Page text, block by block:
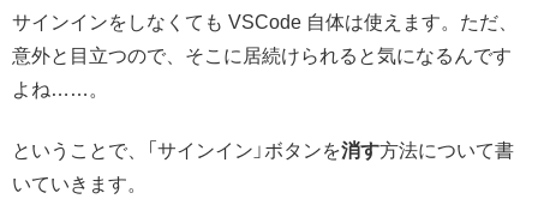
サインインをしなくても VSCode 自体は使えます。ただ、
意外と目立つので、そこに居続けられると気になるんです
よね……。
ということで、「サインイン」ボタンを消す方法について書
いていきます。